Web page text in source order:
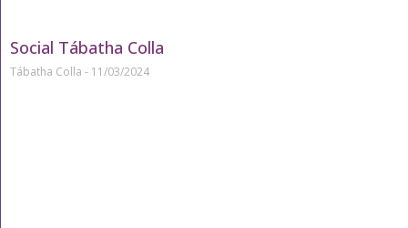
Social Tábatha Colla
Tábatha Colla 11/03/2024